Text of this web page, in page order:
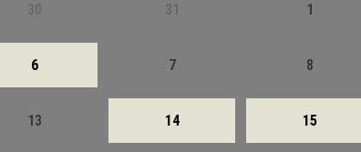
30 31 1
6 7 8
13 14 15